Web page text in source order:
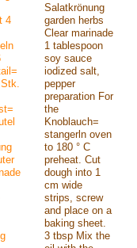
4
Salatkrönung
garden herbs
Clear marinade
1 tablespoon
soy sauce
iodized salt,
pepper
preparation For
the
Knoblauch=
stangerln oven
to 180 ° C
preheat. Cut
dough into 1
cm wide
strips, screw
and place on a
baking sheet.
3 tbsp Mix the